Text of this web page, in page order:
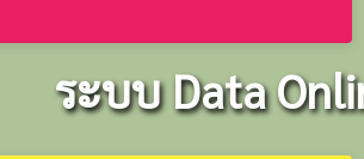
ระบบ Data